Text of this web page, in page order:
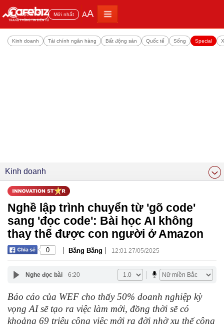
Đọc nhiều Mới nhất AA
Kinh doanh Tài chính ngân hàng Bất động sản Quốc tế Sống Special
Kinh doanh
Nghề lập trình chuyển từ 'gõ code'
sang 'đọc code': Bài học AI không
thay thế được con người ở Amazon
0 | Băng Băng | 12:01 27/05/2025
Nghe đọc bài 6:20
Báo cáo của WEF cho thấy 50% doanh nghiệp kỳ
vọng AI sẽ tạo ra việc làm mới, đồng thời sẽ có
khoảng 69 triệu công việc mới ra đời nhờ xu thế công